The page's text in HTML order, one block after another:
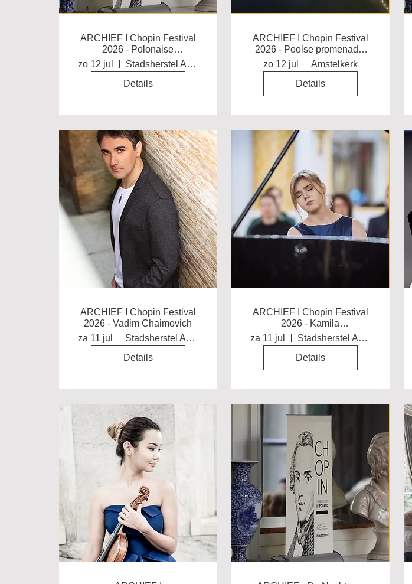
ARCHIEF I Chopin Festival
2026 - Polonaise
Promenade
zo 12 jul
Stadsherstel Amsterdam
Details
ARCHIEF I Chopin Festival
2026 - Poolse promenade,
stadswandeling door
Amsterdam
zo 12 jul
Amstelkerk
Details
ARCHIEF I Chopin Festival
2026 - Vadim Chaimovich
za 11 jul
Stadsherstel Amsterdam
Details
ARCHIEF I Chopin Festival
2026 - Kamila
Sacharzewska
za 11 jul
Stadsherstel Amsterdam
Details